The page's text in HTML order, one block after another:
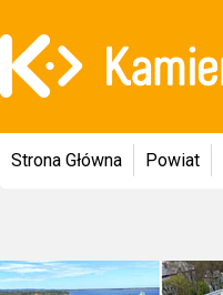
Strona Główna Powiat